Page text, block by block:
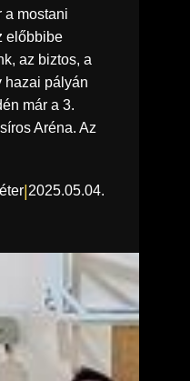
a mostani
előbbibe
az biztos, a
hazai pályán
már a 3.
Aréna. Az
|2025.05.04.